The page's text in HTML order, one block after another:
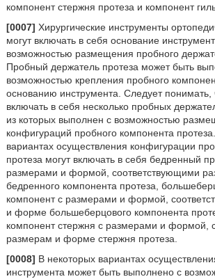
компонент стержня протеза и компонент
[0007] Хирургические инструменты
могут включать в себя основание
возможностью размещения пробного
Пробный держатель протеза может быть
возможностью крепления пробного
основанию инструмента. Следует понимать,
включать в себя несколько пробных
из которых выполнен с возможностью
конфигураций пробного компонента
вариантах осуществления конфигурации
протеза могут включать в себя бедренный
размерами и формой, соответствующими
бедренного компонента протеза,
компонент с размерами и формой,
и форме большеберцового компонента
компонент стержня с размерами и формой,
размерам и форме стержня протеза.
[0008] В некоторых вариантах
инструмента может быть выполнено с